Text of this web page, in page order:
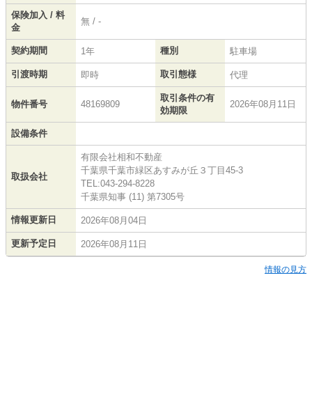
保険加入 / 料
金
無 / -
契約期間 1年 種別 駐車場
引渡時期 即時 取引態様 代理
物件番号 48169809
取引条件の有
効期限
2026年08月11日
設備条件
取扱会社
有限会社相和不動産
千葉県千葉市緑区あすみが丘３丁目45-3
TEL:043-294-8228
千葉県知事 (11) 第7305号
情報更新日 2026年08月04日
更新予定日 2026年08月11日
情報の見方